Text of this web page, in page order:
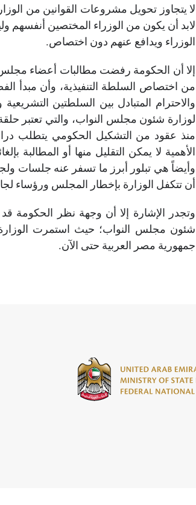
لا يتجاوز تحويل مشروعات القوانين من
لابد أن يكون من الوزراء المختصين
الوزراء ويدافع عنهم دون اختصاص.
إلا أن الحكومة رفضت مطالبات أعضاء مجلس
من اختصاص السلطة التنفيذية، وأن مبدأ
والاحترام المتبادل بين السلطتين
لوزارة شئون مجلس النواب، والتي تعتبر
منذ عقود من التشكيل الحكومي يتطلب
الأهمية لا يمكن التقليل منها أو المطالبة
وأيضاً هي تبلور أبرز ما تسفر عنه جلسات
أن تتكفل الوزارة بإخطار المجلس ورؤساء
وتجدر الإشارة إلا أن وجهة نظر الحكومة
شئون مجلس النواب؛ حيث استمرت
جمهورية مصر العربية حتى الآن.